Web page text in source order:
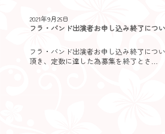
2021年9月26日
フラ・バンド出演者お申し込み終了につ
フラ・バンド出演者お申し込み終了につ
頂き、定数に達した為募集を終了とさ